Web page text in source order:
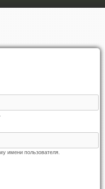
имени пользователя.